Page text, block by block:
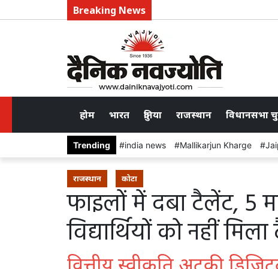
Breaking News
होम भारत दुनिया राजस्थान विधानसभा
Trending india news Mallikarjun Kharge
राजस्थान कोटा
फाइलों में दबा टैलेंट, 5
विद्यार्थियों को नहीं
वित्तीय स्वीकृति अटकी,